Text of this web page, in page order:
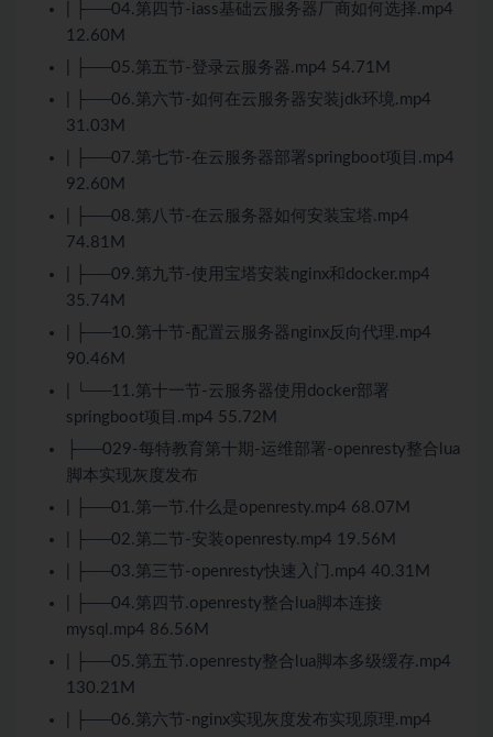
| ├──04.第四节-iass基础云服务器厂商如何选择.mp4
12.60M
| ├──05.第五节-登录云服务器.mp4 54.71M
| ├──06.第六节-如何在云服务器安装jdk环境.mp4
31.03M
| ├──07.第七节-在云服务器部署springboot项目.mp4
92.60M
| ├──08.第八节-在云服务器如何安装宝塔.mp4
74.81M
| ├──09.第九节-使用宝塔安装nginx和docker.mp4
35.74M
| ├──10.第十节-配置云服务器nginx反向代理.mp4
90.46M
| └──11.第十一节-云服务器使用docker部署
springboot项目.mp4 55.72M
├──029-每特教育第十期-运维部署-openresty整合lua
脚本实现灰度发布
| ├──01.第一节.什么是openresty.mp4 68.07M
| ├──02.第二节-安装openresty.mp4 19.56M
| ├──03.第三节-openresty快速入门.mp4 40.31M
| ├──04.第四节.openresty整合lua脚本连接
mysql.mp4 86.56M
| ├──05.第五节.openresty整合lua脚本多级缓存.mp4
130.21M
| ├──06.第六节-nginx实现灰度发布实现原理.mp4